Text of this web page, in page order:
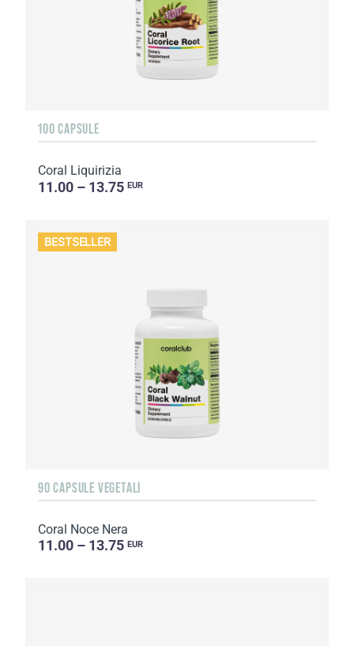
100 CAPSULE
Coral Liquirizia
11.00 – 13.75 EUR
BESTSELLER
90 CAPSULE VEGETALI
Coral Noce Nera
11.00 – 13.75 EUR